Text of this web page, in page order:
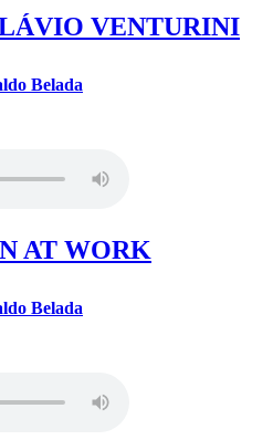
VENTURINI
Belada
AT WORK
Belada